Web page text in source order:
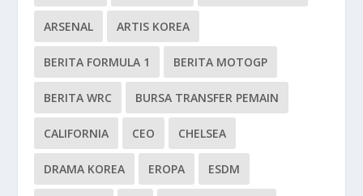
ARSENAL ARTIS KOREA
BERITA FORMULA 1 BERITA MOTOGP
BERITA WRC BURSA TRANSFER PEMAIN
CALIFORNIA CEO CHELSEA
DRAMA KOREA EROPA ESDM